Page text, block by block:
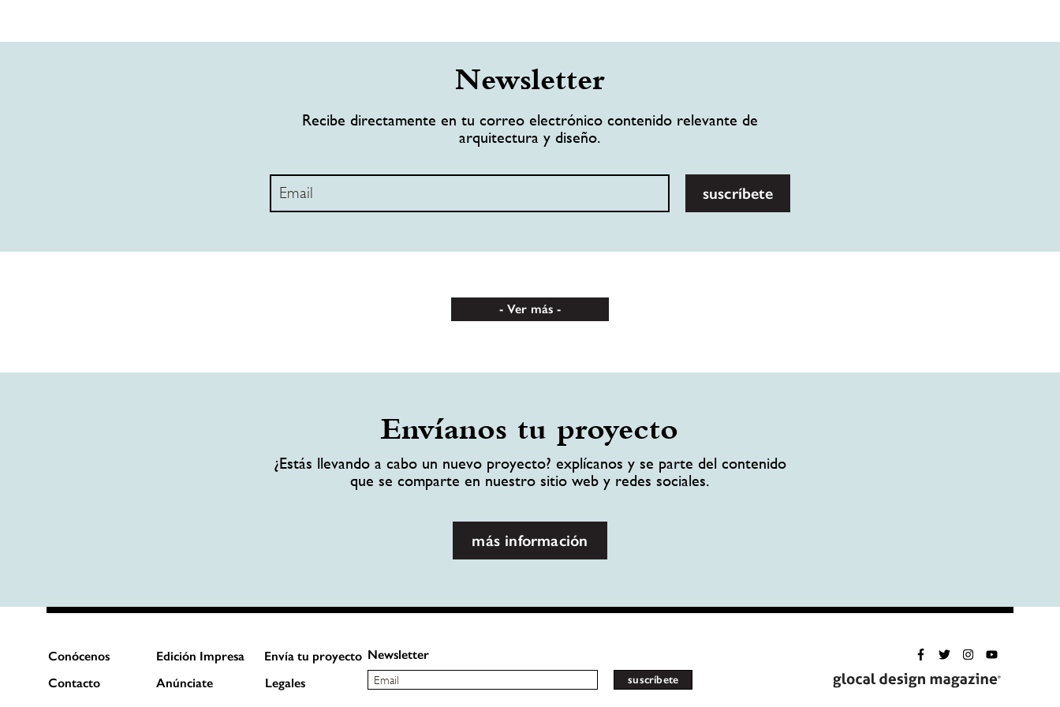
Newsletter
Recibe directamente en tu correo electrónico contenido relevante de
arquitectura y diseño.
suscríbete
Ver más
Envíanos tu proyecto
¿Estás llevando a cabo un nuevo proyecto? explícanos y se parte del contenido
que se comparte en nuestro sitio web y redes sociales.
más información
Conócenos Edición Impresa
Envía tu proyecto
Contacto
Anúnciate Legales
Newsletter
suscríbete